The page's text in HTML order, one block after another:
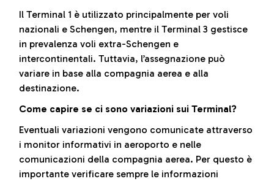
Il Terminal 1 è utilizzato principalmente per voli
nazionali e Schengen, mentre il Terminal 3 gestisce
in prevalenza voli extra-Schengen e
intercontinentali. Tuttavia, l’assegnazione può
variare in base alla compagnia aerea e alla
destinazione.
Come capire se ci sono variazioni sui Terminal?
Eventuali variazioni vengono comunicate attraverso
i monitor informativi in aeroporto e nelle
comunicazioni della compagnia aerea. Per questo è
importante verificare sempre le informazioni